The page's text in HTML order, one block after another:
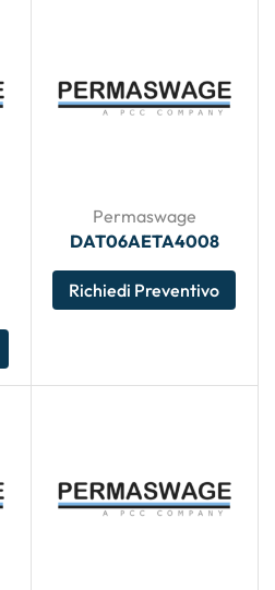
Permaswage
DAT06AETA4008
Richiedi Preventivo